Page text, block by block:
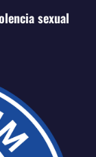
sexual